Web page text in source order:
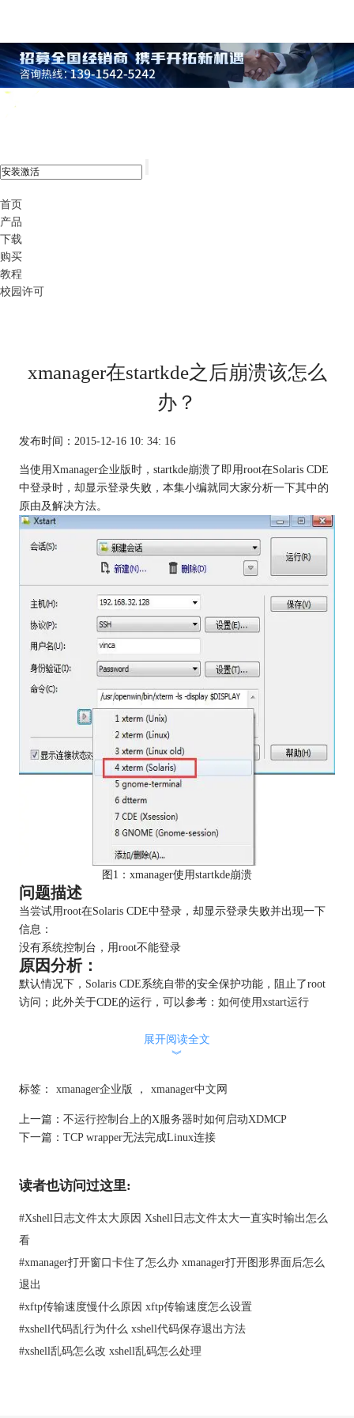
首页
产品
下载
购买
教程
校园许可
xmanager在startkde之后崩溃该怎么
办？
发布时间：2015-12-16 10: 34: 16
当使用Xmanager企业版时，startkde崩溃了即用root在Solaris CDE
中登录时，却显示登录失败，本集小编就同大家分析一下其中的
原由及解决方法。
图1：xmanager使用startkde崩溃
问题描述
当尝试用root在Solaris CDE中登录，却显示登录失败并出现一下
信息：
没有系统控制台，用root不能登录
原因分析：
默认情况下，Solaris CDE系统自带的安全保护功能，阻止了root
访问；此外关于CDE的运行，可以参考： 如何使用xstart运行
编辑 /etc/default/login 文件，使得允许远程root登录
CONSOLE=/dev/console
以上就是出现startkde崩溃时的具体原因分析及对应的解决方法。
此外想要体验xmanager的强大功能，记得
展开阅读全文
︾
标签： xmanager企业版 ， xmanager中文网
上一篇： 不运行控制台上的X服务器时如何启动XDMCP
下一篇： TCP wrapper无法完成Linux连接
读者也访问过这里:
#Xshell日志文件太大原因 Xshell日志文件太大一直实时输出怎么
看
#xmanager打开窗口卡住了怎么办 xmanager打开图形界面后怎么
退出
#xftp传输速度慢什么原因 xftp传输速度怎么设置
#xshell代码乱行为什么 xshell代码保存退出方法
#xshell乱码怎么改 xshell乱码怎么处理